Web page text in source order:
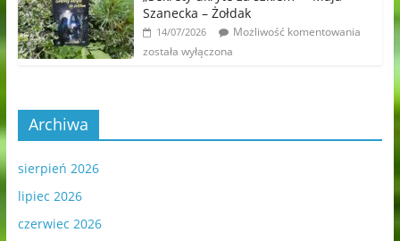
Szanecka – Żołdak
14/07/2026
Możliwość komentowania
została wyłączona
Archiwa
sierpień 2026
lipiec 2026
czerwiec 2026